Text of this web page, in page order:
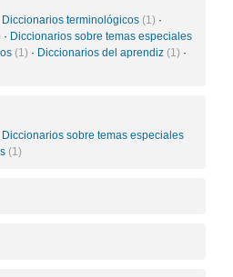
Diccionarios terminológicos (1) ·
· Diccionarios sobre temas especiales
(1) · Diccionarios del aprendiz (1) ·
Diccionarios sobre temas especiales
(1)